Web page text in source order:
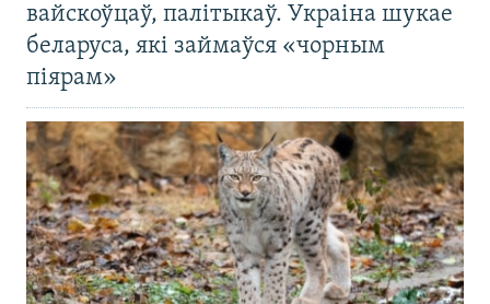
вайскоўцаў, палітыкаў. Украіна шукае
беларуса, які займаўся «чорным
піярам»